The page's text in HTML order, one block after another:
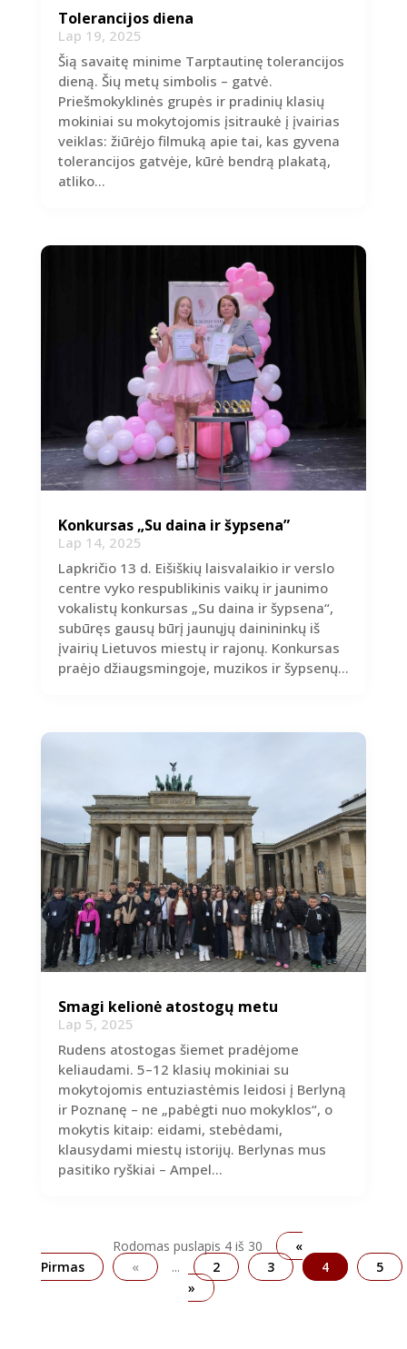
Tolerancijos diena
Lap 19, 2025
Šią savaitę minime Tarptautinę tolerancijos
dieną. Šių metų simbolis – gatvė.
Priešmokyklinės grupės ir pradinių klasių
mokiniai su mokytojomis įsitraukė į įvairias
veiklas: žiūrėjo filmuką apie tai, kas gyvena
tolerancijos gatvėje, kūrė bendrą plakatą,
atliko...
Konkursas „Su daina ir šypsena”
Lap 14, 2025
Lapkričio 13 d. Eišiškių laisvalaikio ir verslo
centre vyko respublikinis vaikų ir jaunimo
vokalistų konkursas „Su daina ir šypsena“,
subūręs gausų būrį jaunųjų dainininkų iš
įvairių Lietuvos miestų ir rajonų. Konkursas
praėjo džiaugsmingoje, muzikos ir šypsenų...
Smagi kelionė atostogų metu
Lap 5, 2025
Rudens atostogas šiemet pradėjome
keliaudami. 5–12 klasių mokiniai su
mokytojomis entuziastėmis leidosi į Berlyną
ir Poznanę – ne „pabėgti nuo mokyklos“, o
mokytis kitaip: eidami, stebėdami,
klausydami miestų istorijų. Berlynas mus
pasitiko ryškiai – Ampel...
Rodomas puslapis 4 iš 30
«
Pirmas
« ... 2 3 4
5
»